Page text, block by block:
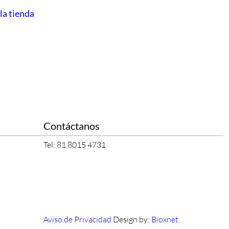
tienda
Contáctanos
Tel: 81 8015 4731
Aviso de Privacidad Design by: Bioxnet